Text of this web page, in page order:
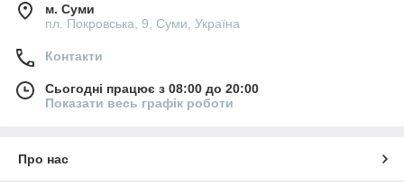
м. Суми
пл. Покровська, 9, Суми, Україна
Контакти
Сьогодні працює з 08:00 до 20:00
Показати весь графік роботи
Про нас